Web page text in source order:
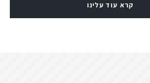
קרא עוד עלינו